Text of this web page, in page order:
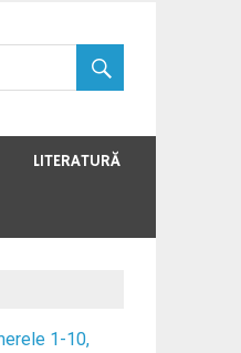
LITERATURĂ
1-10,